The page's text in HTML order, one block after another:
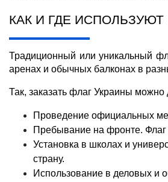
КАК И ГДЕ
Традиционный или уникальный
аренах и обычных балконах в
Так, заказать флаг Украины можно
Проведение официальных
Пребывание на фронте. Флаг
Установка в школах и
страну.
Использование в деловых и